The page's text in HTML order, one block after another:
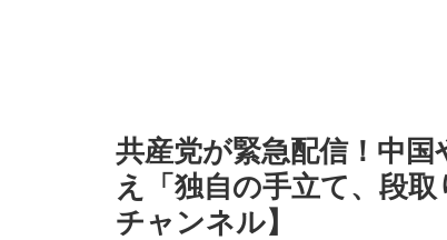
共産党が緊急配信！中
え「独自の手立て、段
チャンネル】